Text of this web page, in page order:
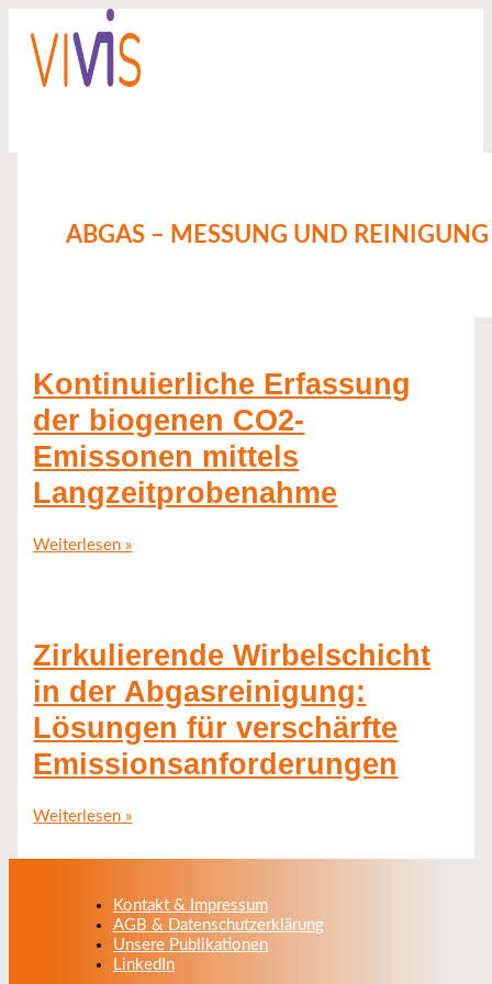
springen
ABGAS – MESSUNG UND REINIGUNG
Kontinuierliche Erfassung
der biogenen CO2-
Emissonen mittels
Langzeitprobenahme
Kontinuierliche
Erfassung
der
biogenen
CO2-
Weiterlesen »
Zirkulierende Wirbelschicht
in der Abgasreinigung:
Lösungen für verschärfte
Emissionsanforderungen
Zirkulierende
Wirbelschicht
in
der
Abgasreinigung:
Weiterlesen »
Kontakt & Impressum
AGB & Datenschutzerklärung
Unsere Publikationen
LinkedIn